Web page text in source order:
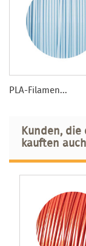
PLA-Filamen...
Kunden, die
kauften